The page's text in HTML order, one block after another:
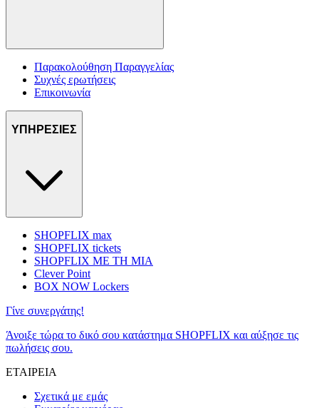
Παρακολούθηση Παραγγελίας
Συχνές ερωτήσεις
Επικοινωνία
ΥΠΗΡΕΣΙΕΣ
SHOPFLIX max
SHOPFLIX tickets
SHOPFLIX ΜΕ ΤΗ ΜΙΑ
Clever Point
BOX NOW Lockers
Γίνε συνεργάτης!
Άνοιξε τώρα το δικό σου κατάστημα SHOPFLIX και αύξησε τις
πωλήσεις σου.
ΕΤΑΙΡΕΙΑ
Σχετικά με εμάς